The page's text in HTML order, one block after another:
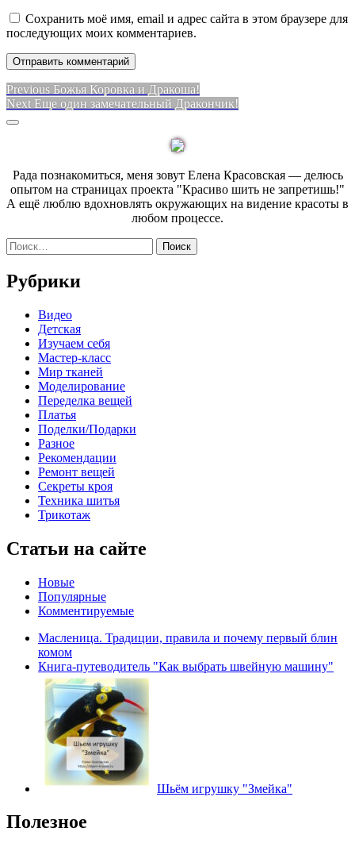
Сохранить моё имя, email и адрес сайта в этом браузере для
последующих моих комментариев.
Навигация
по
Previous Previous
post:
Божья Коровка и Дракоша!
Next Next
Еще один замечательный Дракончик!
Sidebar
Рада познакомиться, меня зовут Елена Красовская — делюсь
опытом на страницах проекта "Красиво шить не запретишь!"
А ещё люблю вдохновлять окружающих на видение красоты в
любом процессе.
Найти:
Рубрики
Видео
Детская
Изучаем себя
Мастер-класс
Мир тканей
Моделирование
Переделка вещей
Платья
Поделки/Подарки
Разное
Рекомендации
Ремонт вещей
Секреты кроя
Техника шитья
Трикотаж
Статьи на сайте
Новые
Популярные
Комментируемые
Масленица. Традиции, правила и почему первый блин
комом
Книга-путеводитель "Как выбрать швейную машину"
Шьём игрушку "Змейка"
Полезное